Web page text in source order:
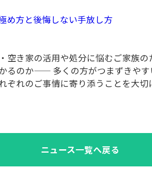
め方と後悔しない手放し方
空き家の活用や処分に悩むご家族
るのか—— 多くの方がつまずきや
れのご事情に寄り添うことを大切
ニュース一覧へ戻る